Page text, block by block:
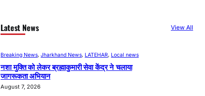
Latest News View All
Breaking News, Jharkhand News, LATEHAR, Local news
नशा मुक्ति को लेकर ब्रह्माकुमारी सेवा केंद्र ने चलाया
जागरूकता अभियान
August 7, 2026